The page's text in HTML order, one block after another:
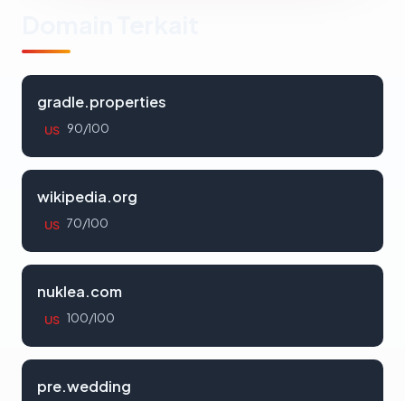
gradle.properties
US 90/100
wikipedia.org
US 70/100
nuklea.com
US 100/100
pre.wedding